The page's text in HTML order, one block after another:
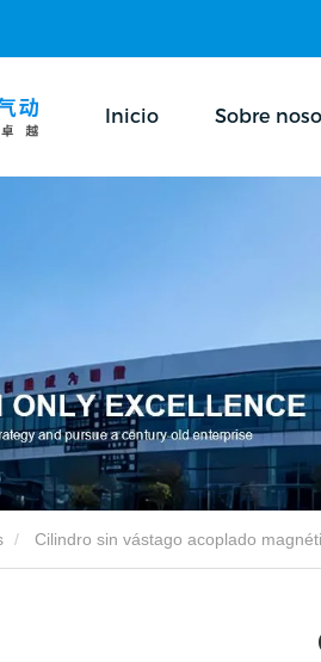
Inicio Sobre
Cilindro sin vástago acoplado